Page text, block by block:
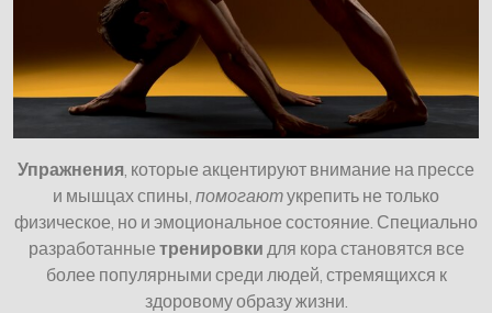
Упражнения , которые акцентируют внимание на прессе
и мышцах спины, помогаютукрепить не только
физическое, но и эмоциональное состояние. Специально
разработанные тренировки для кора становятся все
более популярными среди людей, стремящихся к
здоровому образу жизни.